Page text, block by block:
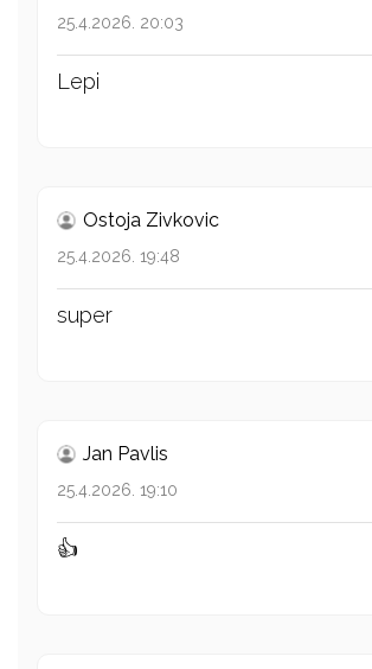
25.4.2026. 20:03
Lepi
Ostoja Zivkovic
25.4.2026. 19:48
super
Jan Pavlis
25.4.2026. 19:10
👍